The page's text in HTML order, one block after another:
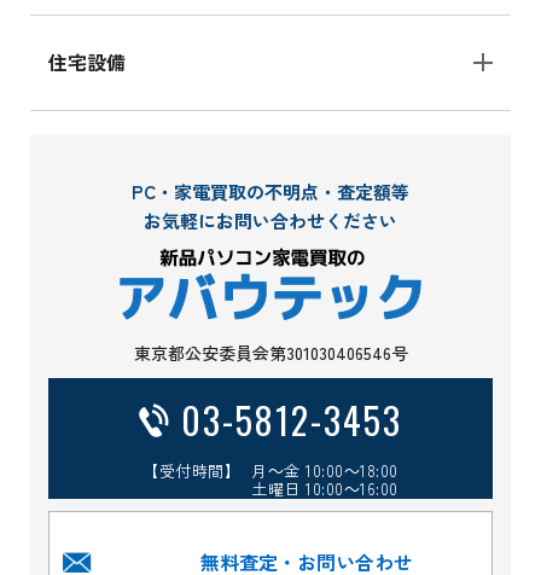
住宅設備
PC・家電買取の不明点・査定額等
お気軽にお問い合わせください
東京都公安委員会第301030406546号
03-5812-3453
【受付時間】 月～金 10:00～18:00
土曜日 10:00～16:00
無料査定・お問い合わせ